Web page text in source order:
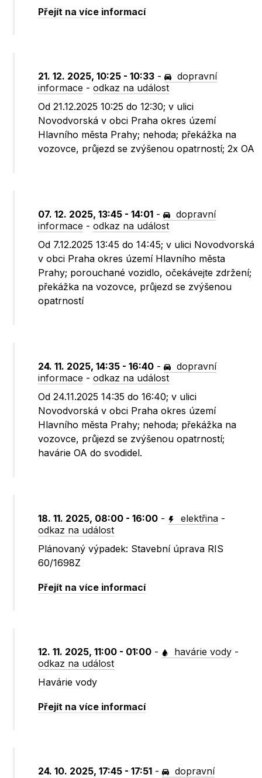
Přejít na více informací
21. 12. 2025, 10:25 - 10:33 -
dopravní
informace -odkaz na událost
Od 21.12.2025 10:25 do 12:30; v ulici
Novodvorská v obci Praha okres území
Hlavního města Prahy; nehoda; překážka na
vozovce, průjezd se zvýšenou opatrností; 2x OA
07. 12. 2025, 13:45 - 14:01 -
dopravní
informace -odkaz na událost
Od 7.12.2025 13:45 do 14:45; v ulici Novodvorská
v obci Praha okres území Hlavního města
Prahy; porouchané vozidlo, očekávejte zdržení;
překážka na vozovce, průjezd se zvýšenou
opatrností
24. 11. 2025, 14:35 - 16:40 -
dopravní
informace -odkaz na událost
Od 24.11.2025 14:35 do 16:40; v ulici
Novodvorská v obci Praha okres území
Hlavního města Prahy; nehoda; překážka na
vozovce, průjezd se zvýšenou opatrností;
havárie OA do svodidel.
18. 11. 2025, 08:00 - 16:00 - elektřina -
odkaz na událost
Plánovaný výpadek: Stavební úprava RIS
60/1698Z
Přejít na více informací
12. 11. 2025, 11:00 - 01:00 - havárie vody -
odkaz na událost
Havárie vody
Přejít na více informací
24. 10. 2025, 17:45 - 17:51 -
dopravní